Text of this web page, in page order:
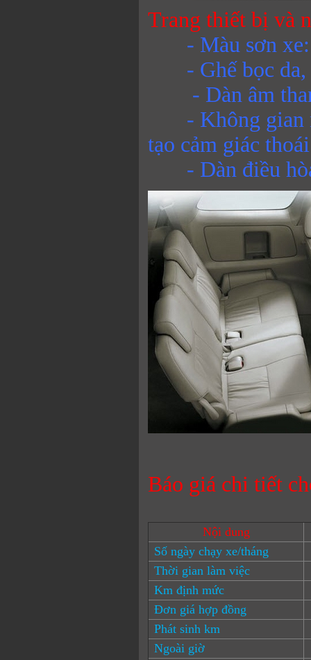
Trang thiết bị và
- Màu sơn xe:
- Ghế bọc da,
- Dàn âm
- Không gian
tạo cảm giác
- Dàn điều
Báo giá chi tiết
Nội dung
Số ngày chạy xe/tháng
Thời gian làm việc
Km định mức
Đơn giá hợp đồng
Phát sinh km
Ngoài giờ